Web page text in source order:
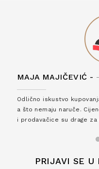
MAJA MAJIČEVIĆ - -
Odlično iskustvo
a što nemaju naruče.
i prodavačice su drage
PRIJAVI SE U